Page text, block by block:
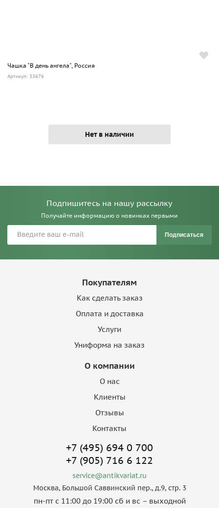
Чашка "В день ангела", Россия
Артикул: 33676
Нет в наличии
Подпишитесь на нашу рассылку
Получайте информацию о новинках первыми
Подписаться
Покупателям
Как сделать заказ
Оплата и доставка
Услуги
Униформа на заказ
О компании
О нас
Клиенты
Отзывы
Контакты
+7 (495) 694 0 700
+7 (905) 716 6 122
service@antikvariat.ru
Москва, Большой Саввинский пер., д.9, стр. 3
пн-пт с 11:00 до 19:00 сб и вс – выходной